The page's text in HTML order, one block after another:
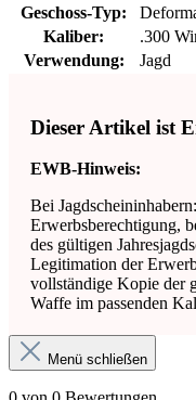
Geschoss-Typ:
Kaliber:
.300
Verwendung:
Jagd
Dieser Artikel ist
EWB-Hinweis:
Bei
Erwerbsberechtigung,
des gültigen
Legitimation der
vollständige Kopie der
Waffe im passenden
Menü schließen